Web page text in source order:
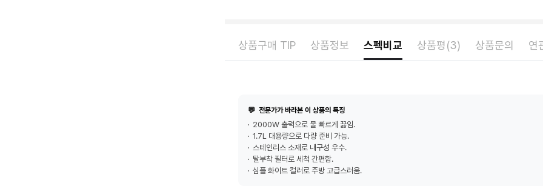
상품구매 TIP 상품정보 스펙비교 상품평(3) 상품문의 연
💬 전문가가 바라본 이 상품의 특징
2000W 출력으로 물 빠르게 끓임.
1.7L 대용량으로 다량 준비 가능.
스테인리스 소재로 내구성 우수.
탈부착 필터로 세척 간편함.
심플 화이트 컬러로 주방 고급스러움.